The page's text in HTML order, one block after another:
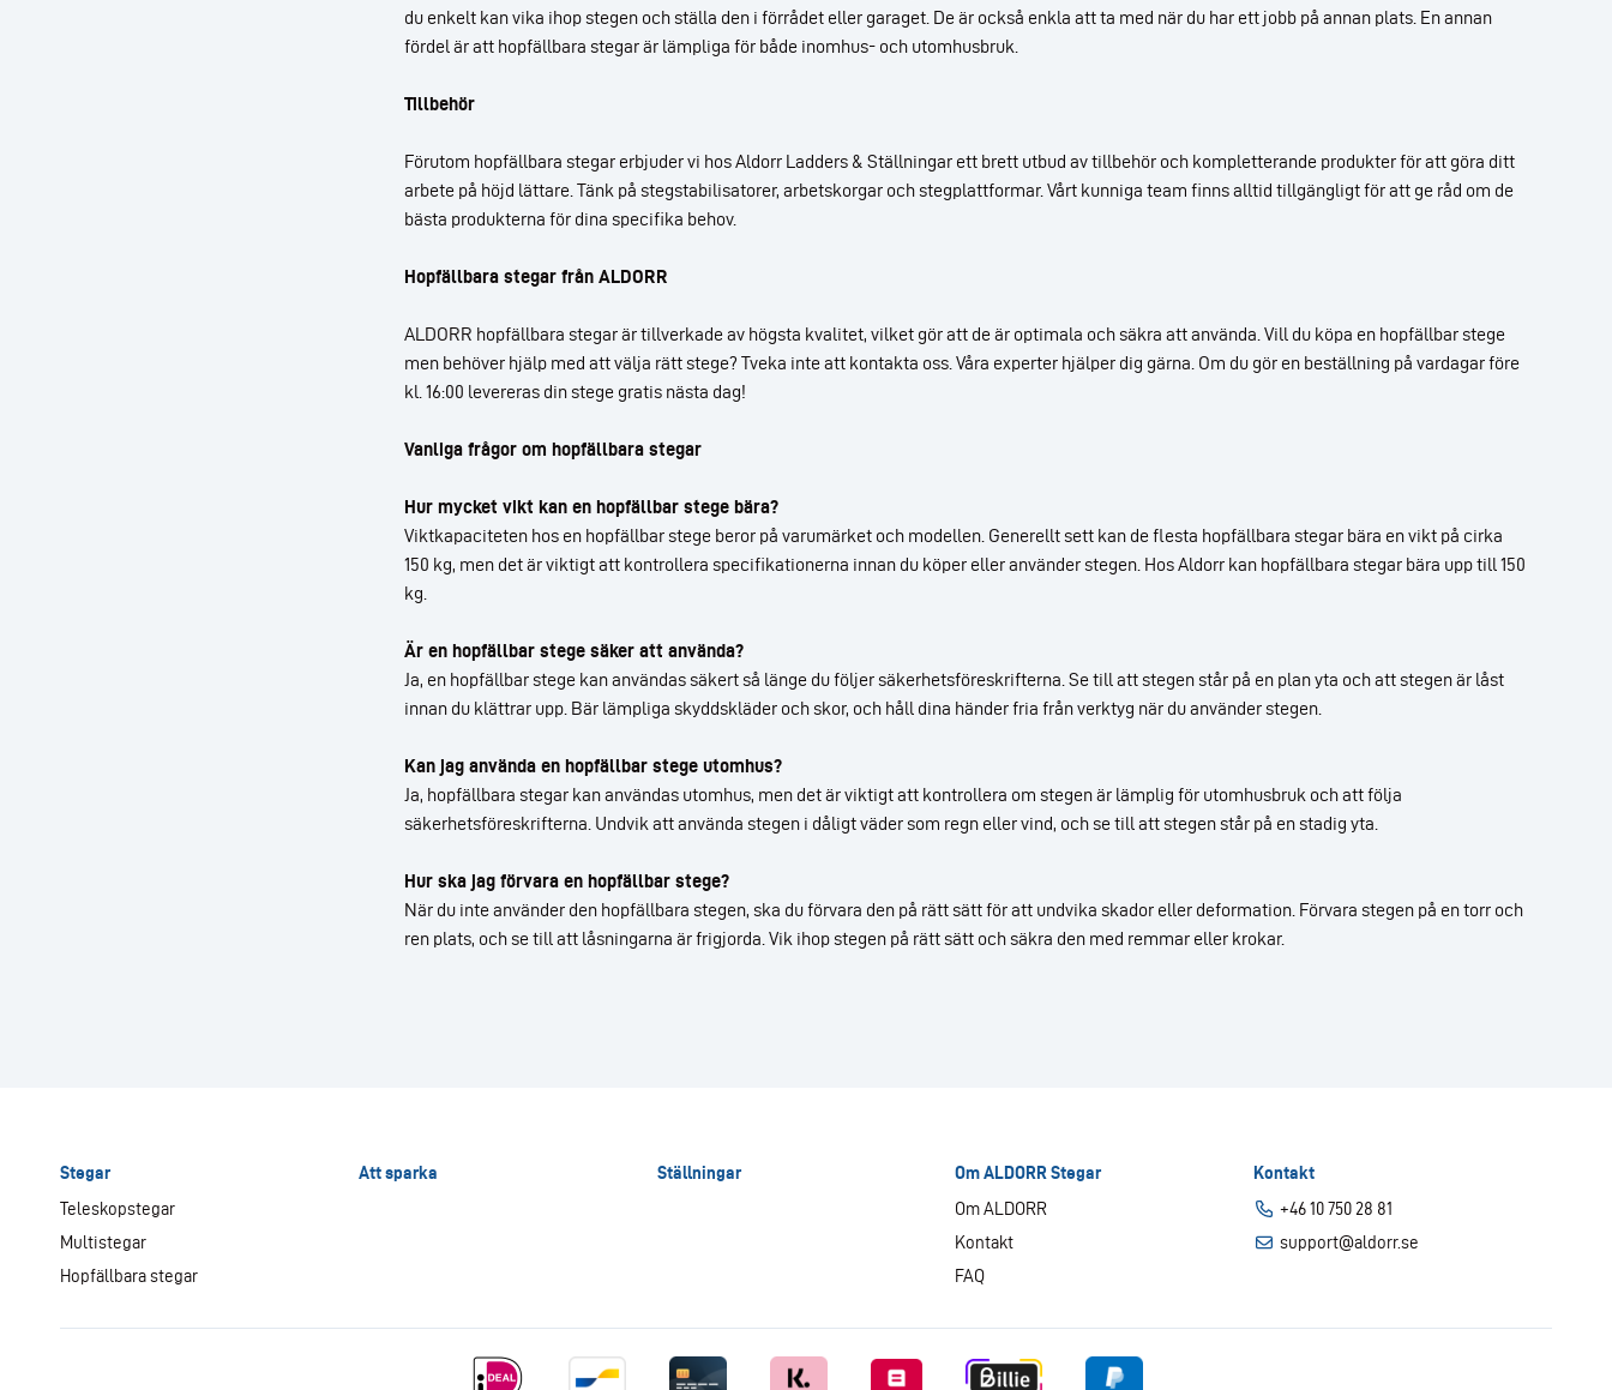
du enkelt kan vika ihop stegen och ställa den i förrådet eller garaget. De är också enkla att ta med när du har ett jobb på annan plats. En annan
fördel är att hopfällbara stegar är lämpliga för både inomhus- och utomhusbruk.
Tillbehör
Förutom hopfällbara stegar erbjuder vi hos Aldorr Ladders & Ställningar ett brett utbud av tillbehör och kompletterande produkter för att göra ditt
arbete på höjd lättare. Tänk på stegstabilisatorer, arbetskorgar och stegplattformar. Vårt kunniga team finns alltid tillgängligt för att ge råd om de
bästa produkterna för dina specifika behov.
Hopfällbara stegar från ALDORR
ALDORR hopfällbara stegar är tillverkade av högsta kvalitet, vilket gör att de är optimala och säkra att använda. Vill du köpa en hopfällbar stege
men behöver hjälp med att välja rätt stege? Tveka inte att kontakta oss. Våra experter hjälper dig gärna. Om du gör en beställning på vardagar före
kl. 16:00 levereras din stege gratis nästa dag!
Vanliga frågor om hopfällbara stegar
Hur mycket vikt kan en hopfällbar stege bära?
Viktkapaciteten hos en hopfällbar stege beror på varumärket och modellen. Generellt sett kan de flesta hopfällbara stegar bära en vikt på cirka
150 kg, men det är viktigt att kontrollera specifikationerna innan du köper eller använder stegen. Hos Aldorr kan hopfällbara stegar bära upp till 150
kg.
Är en hopfällbar stege säker att använda?
Ja, en hopfällbar stege kan användas säkert så länge du följer säkerhetsföreskrifterna. Se till att stegen står på en plan yta och att stegen är låst
innan du klättrar upp. Bär lämpliga skyddskläder och skor, och håll dina händer fria från verktyg när du använder stegen.
Kan jag använda en hopfällbar stege utomhus?
Ja, hopfällbara stegar kan användas utomhus, men det är viktigt att kontrollera om stegen är lämplig för utomhusbruk och att följa
säkerhetsföreskrifterna. Undvik att använda stegen i dåligt väder som regn eller vind, och se till att stegen står på en stadig yta.
Hur ska jag förvara en hopfällbar stege?
När du inte använder den hopfällbara stegen, ska du förvara den på rätt sätt för att undvika skador eller deformation. Förvara stegen på en torr och
ren plats, och se till att låsningarna är frigjorda. Vik ihop stegen på rätt sätt och säkra den med remmar eller krokar.
Stegar
Teleskopstegar
Multistegar
Hopfällbara stegar
Att sparka Ställningar
Om ALDORR Stegar
Om ALDORR
Kontakt
FAQ
Kontakt
+46 10 750 28 81
support@aldorr.se